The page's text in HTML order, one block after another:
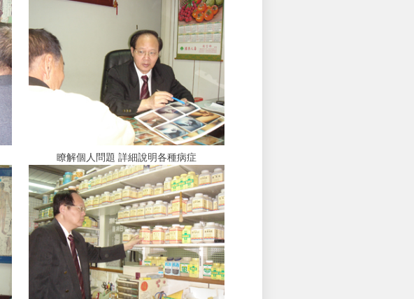
瞭解個人問題 詳細說明各種病症